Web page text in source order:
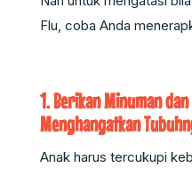
Flu, coba Anda
1. Berikan Minuman
Menghangatkan
Anak harus tercukupi